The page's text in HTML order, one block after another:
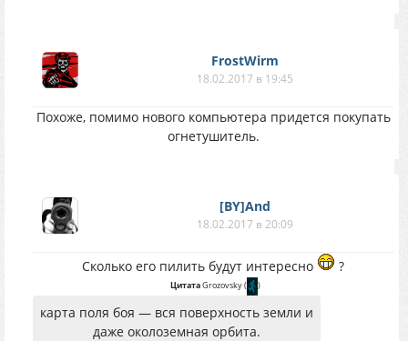
FrostWirm
18.02.2017 в 19:45
Похоже, помимо нового компьютера придется покупать
огнетушитель.
[BY]And
18.02.2017 в 20:09
Сколько его пилить будут интересно ?
ЦитатаGrozovsky( )
карта поля боя — вся поверхность земли и
даже околоземная орбита.